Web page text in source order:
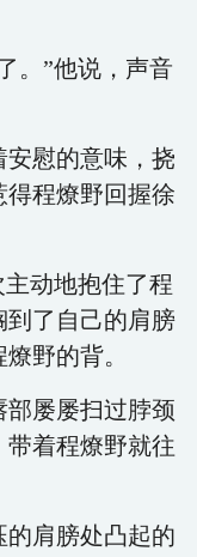
。”他说，声音
慰的意味，挠
程燎野回握徐
动地抱住了程
到了自己的肩膀
野的背。
屡屡扫过脖颈
着程燎野就往
肩膀处凸起的